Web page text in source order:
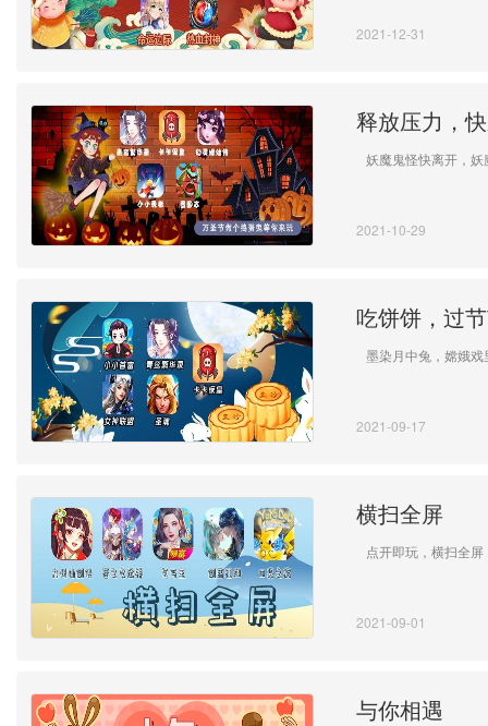
2021-12-31
释放压力，
妖魔鬼怪快离开，
2021-10-29
吃饼饼，过
墨染月中兔，嫦娥戏
2021-09-17
横扫全屏
点开即玩，横扫全屏
2021-09-01
与你相遇